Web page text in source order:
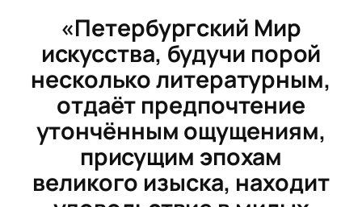
«Петербургский Мир
искусства, будучи порой
несколько литературным,
отдаёт предпочтение
утончённым ощущениям,
присущим эпохам
великого изыска, находит